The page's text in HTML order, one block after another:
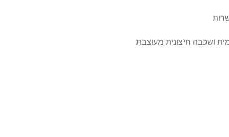
ושכבה חיצונית מעוצבת